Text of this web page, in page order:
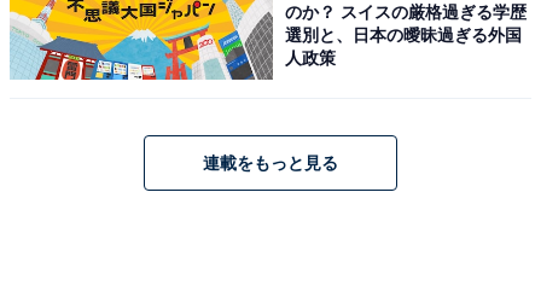
※記事内容は執筆時点のものです。最新の内容をご確認
ください
5位までのランキング結果を見る
のか？ スイスの厳格過ぎる学歴
選別と、日本の曖昧過ぎる外国
人政策
連載をもっと見る